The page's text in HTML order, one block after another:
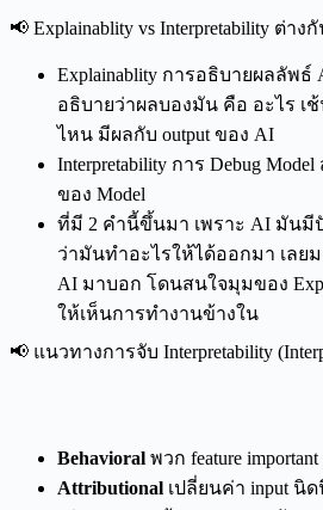
📢 Explainablity vs Interpretability ต่าง
Explainablity การอธิบายผลลัพธ์
อธิบายว่าผลบองมัน คือ อะไร เช้
ไหน มีผลกับ output ของ AI
Interpretability การ Debug
ของ Model
ที่มี 2 คำนี้ขึ้นมา เพราะ AI มันมี
ว่ามันทำอะไรให้ได้ออกมา เลยม
AI มาบอก โดนสนใจมุมของ
ให้เห็นการทำงานข้างใน
📢 แนวทางการจับ Interpretability
Behavioral พวก feature important
Attributional เปลี่ยนค่า input นิ